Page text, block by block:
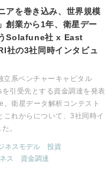
アを巻き込み、世界規模
創業から1年、衛星デー
Solafune社 x East
社の3社同時インタビュ
系ベンチャーキャピタル
引受先とする資金調達を発表
。衛星データ解析コンテスト
これからについて、3社同時イ
。
ネスモデル
投資
ス 資金調達